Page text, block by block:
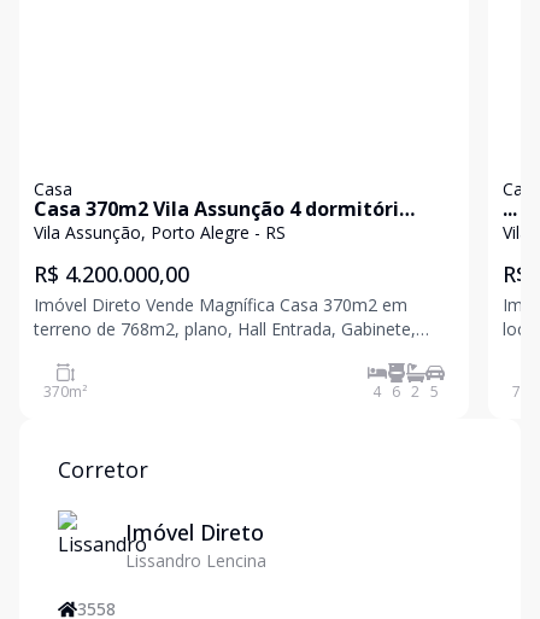
Casa
Casa 370m2 Vila Assunção 4 dormitóri
sendo 2 Suítes
Vila Assunção, Porto Alegre - RS
R$ 4.200.000,00
Imóvel Direto Vende Magnífica Casa 370m2 em
terreno de 768m2, plano, Hall Entrada, Gabinete,
copa-cozinha, Área Gourmet, Pátio e Piscina com
Deck molhado, Jacuzzi e Garagem 5 carros. Casa
370m² 4 6 2 5
Casa
...
R$
715
Corretor
Imóvel Direto
Lissandro Lencina
3558